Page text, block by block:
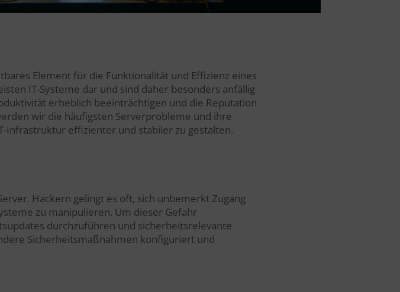
Element für die Funktionalität und Effizienz eines
IT-Systeme dar und sind daher besonders anfällig
erheblich beeinträchtigen und die Reputation
wir die häufigsten Serverprobleme und ihre
Infrastruktur effizienter und stabiler zu gestalten.
Hackern gelingt es oft, sich unbemerkt Zugang
zu manipulieren. Um dieser Gefahr
durchzuführen und sicherheitsrelevante
Sicherheitsmaßnahmen konfiguriert und